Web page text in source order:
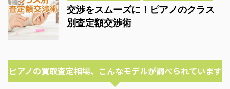
交渉をスムーズに！ピアノのクラス
別査定額交渉術
ピアノの買取査定相場、こんなモデルが調べられています